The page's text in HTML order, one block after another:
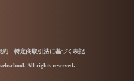
All rights reserved.
約 特定商取引法に基づく表記